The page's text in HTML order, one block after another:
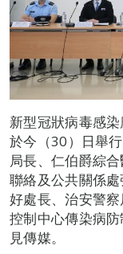
新型冠狀病毒感
於今（30）日舉
局長、仁伯爵綜
聯絡及公共關係
好處長、治安警
控制中心傳染病
見傳媒。